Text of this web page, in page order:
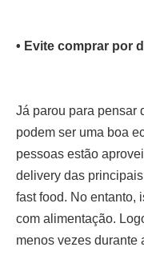
• Evite comprar por
Já parou para pensar
podem ser uma boa
pessoas estão
delivery das
fast food. No entanto,
com alimentação.
menos vezes durante